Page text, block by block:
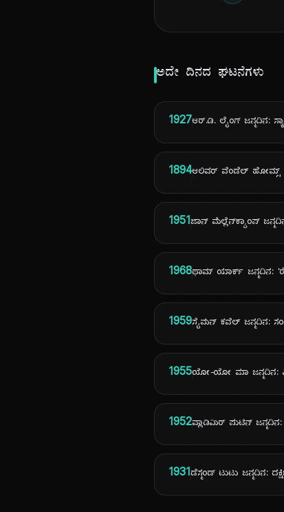
ಅದೇ ದಿನದ ಘಟನೆಗಳು
1927ಆರ್.ಡಿ. ಲೈಂಗ್ ಜನ್ಮದಿನ:
1894ಆಲಿವರ್ ವೆಂಡೆಲ್ ಹೋಮ್ಸ್
1951ಜಾನ್ ಮೆಲ್ಲೆನ್‌ಕ್ಯಾಂಪ್
1968ಥಾಮ್ ಯಾರ್ಕ್ ಜನ್ಮದಿನ:
1959ಸೈಮನ್ ಕವೆಲ್ ಜನ್ಮದಿನ:
1955ಯೋ-ಯೋ ಮಾ ಜನ್ಮದಿನ:
1952ವ್ಲಾಡಿಮಿರ್ ಪುಟಿನ್ ಜನ್ಮದಿನ:
1931ಡೆಸ್ಮಂಡ್ ಟುಟು ಜನ್ಮದಿನ: